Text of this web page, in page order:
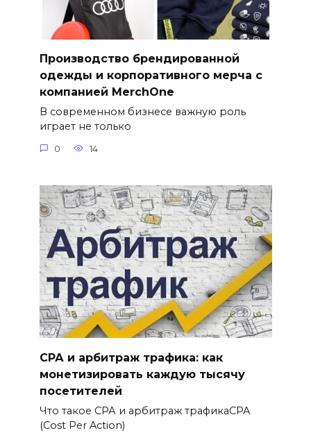
Производство брендированной
одежды и корпоративного мерча с
компанией MerchOne
В современном бизнесе важную роль
играет не только
0 14
СРА и арбитраж трафика: как
монетизировать каждую тысячу
посетителей
Что такое СРА и арбитраж трафикаCPA
(Cost Per Action)